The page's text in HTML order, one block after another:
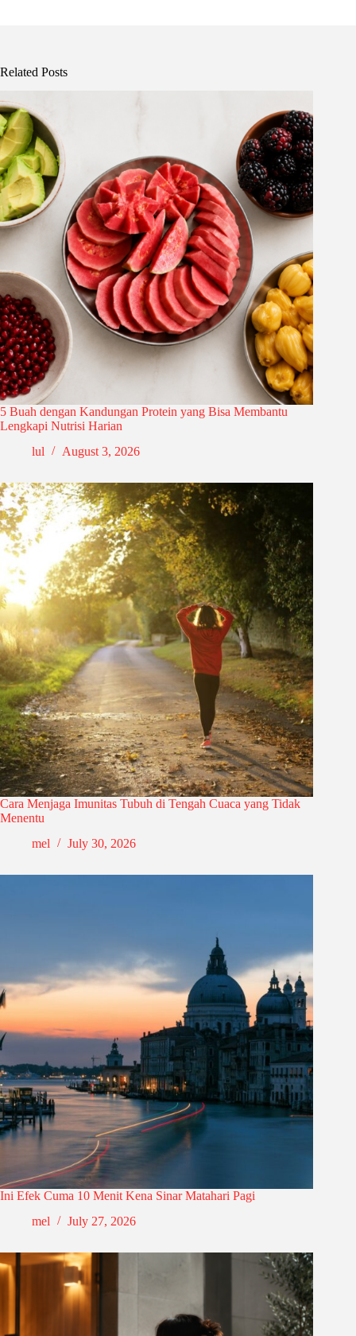
Related Posts
5 Buah dengan Kandungan Protein yang Bisa Membantu
Lengkapi Nutrisi Harian
lul
August 3, 2026
Cara Menjaga Imunitas Tubuh di Tengah Cuaca yang Tidak
Menentu
mel
July 30, 2026
Ini Efek Cuma 10 Menit Kena Sinar Matahari Pagi
mel
July 27, 2026